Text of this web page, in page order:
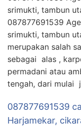
srimukti, tambun
087877691539
srimukti, tambun
merupakan salah
sebagai alas ,
permadani atau
tengah, dari mulai
087877691539
Harjamekar,